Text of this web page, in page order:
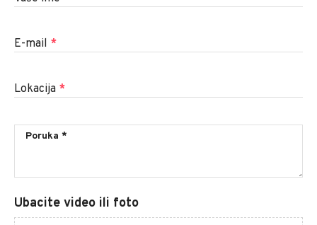
E-mail *
Lokacija *
Ubacite video ili foto